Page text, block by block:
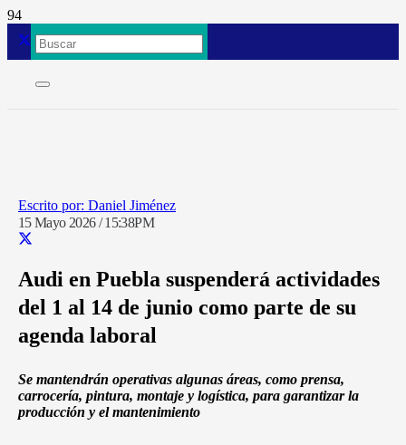
Daniel Jiménez
15 Mayo 2026 / 15:38PM
Audi en Puebla suspenderá actividades
del 1 al 14 de junio como parte de su
agenda laboral
Se mantendrán operativas algunas áreas, como prensa,
carrocería, pintura, montaje y logística, para garantizar la
producción y el mantenimiento